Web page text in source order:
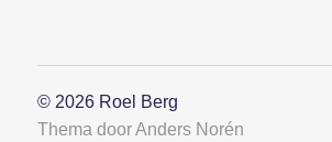
© 2026 Roel Berg
Thema doorAnders Norén